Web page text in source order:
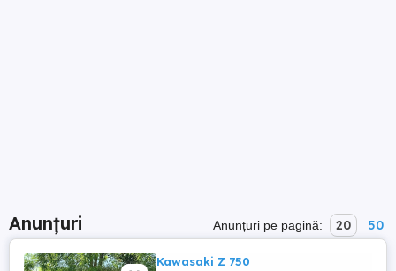
Anunțuri Anunțuri pe pagină: 20 50
Kawasaki Z 750